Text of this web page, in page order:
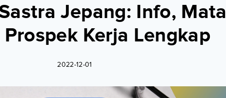
Jepang: Info, Mata
Kerja Lengkap
2022-12-01